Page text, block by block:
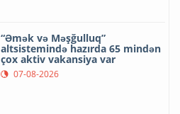
“Əmək və Məşğulluq”
altsistemində hazırda 65 mindən
çox aktiv vakansiya var
07-08-2026